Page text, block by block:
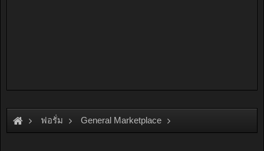
ฟอรั่ม General Marketplace